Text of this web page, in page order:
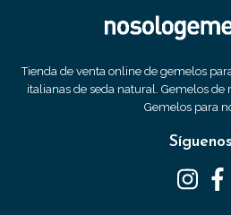
Tienda de venta online de gemelos
italianas de seda natural. Gemelos de
Gemelos para
Síguenos